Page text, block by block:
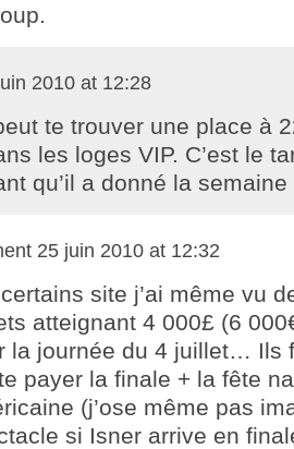
2010 at 12:28
te trouver une place à
les loges VIP. C’est le
qu’il a donné la
25 juin 2010 at 12:32
site j’ai même vu
atteignant 4 000£ (6
la journée du 4 juillet… Ils
payer la finale + la fête
(j’ose même pas
si Isner arrive en